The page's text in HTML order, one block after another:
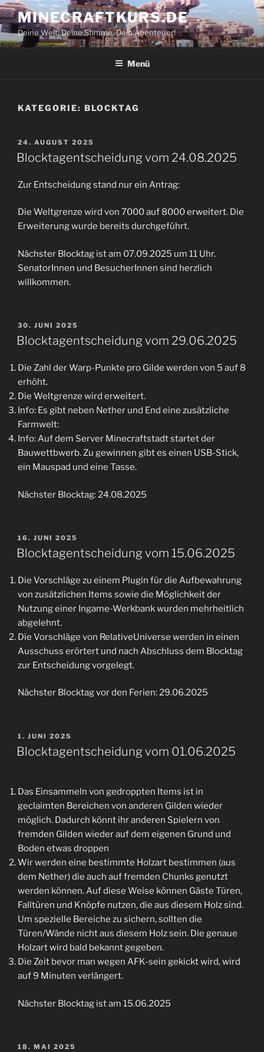
Zum
Inhalt
springen
MINECRAFTKURS.DE
Deine Welt. Deine Stimme. Dein Abenteuer!
Menü
KATEGORIE: BLOCKTAG
VERÖFFENTLICHT
AM
24. AUGUST 2025
Blocktagentscheidung vom 24.08.2025
Zur Entscheidung stand nur ein Antrag:
Die Weltgrenze wird von 7000 auf 8000 erweitert. Die
Erweiterung wurde bereits durchgeführt.
Nächster Blocktag ist am 07.09.2025 um 11 Uhr.
SenatorInnen und BesucherInnen sind herzlich
willkommen.
VERÖFFENTLICHT
AM
30. JUNI 2025
Blocktagentscheidung vom 29.06.2025
Die Zahl der Warp-Punkte pro Gilde werden von 5 auf 8
erhöht.
Die Weltgrenze wird erweitert.
Info: Es gibt neben Nether und End eine zusätzliche
Farmwelt:
Info: Auf dem Server Minecraftstadt startet der
Bauwettbwerb. Zu gewinnen gibt es einen USB-Stick,
ein Mauspad und eine Tasse.
Nächster Blocktag: 24.08.2025
VERÖFFENTLICHT
AM
16. JUNI 2025
Blocktagentscheidung vom 15.06.2025
Die Vorschläge zu einem Plugin für die Aufbewahrung
von zusätzlichen Items sowie die Möglichkeit der
Nutzung einer Ingame-Werkbank wurden mehrheitlich
abgelehnt.
Die Vorschläge von RelativeUniverse werden in einen
Ausschuss erörtert und nach Abschluss dem Blocktag
zur Entscheidung vorgelegt.
Nächster Blocktag vor den Ferien: 29.06.2025
VERÖFFENTLICHT
AM
1. JUNI 2025
Blocktagentscheidung vom 01.06.2025
Das Einsammeln von gedroppten Items ist in
geclaimten Bereichen von anderen Gilden wieder
möglich. Dadurch könnt ihr anderen Spielern von
fremden Gilden wieder auf dem eigenen Grund und
Boden etwas droppen
Wir werden eine bestimmte Holzart bestimmen (aus
dem Nether) die auch auf fremden Chunks genutzt
werden können. Auf diese Weise können Gäste Türen,
Falltüren und Knöpfe nutzen, die aus diesem Holz sind.
Um spezielle Bereiche zu sichern, sollten die
Türen/Wände nicht aus diesem Holz sein. Die genaue
Holzart wird bald bekannt gegeben.
Die Zeit bevor man wegen AFK-sein gekickt wird, wird
auf 9 Minuten verlängert.
Nächster Blocktag ist am 15.06.2025
VERÖFFENTLICHT
18. MAI 2025